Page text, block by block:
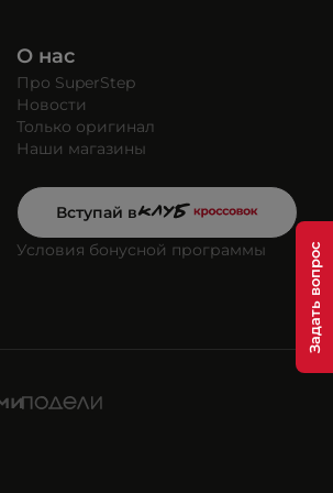
О нас
Про SuperStep
Новости
Только оригинал
Наши магазины
Вступай в
Условия бонусной программы